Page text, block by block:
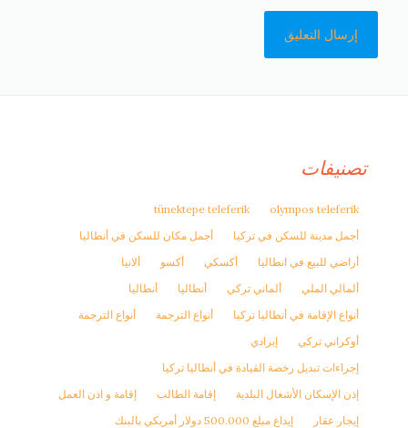
تصنيفات
olympos teleferik
tünektepe teleferik
أجمل مدينة للسكن في تركيا
أجمل مكان للسكن في أنطاليا
أراضي للبيع في انطاليا
أكسكي أكسو
ألانيا
ألمالي الملي
ألماني تركي أنطاليا
أنطاليا
أنواع الإقامة في أنطاليا تركيا
أنواع الترجمة
أنواع الترجمة
أوكراني تركي
إبرادي
إجراءات تبديل رخصة القيادة في أنطاليا تركيا
إذن الإسكان الأشغال البلدية
إقامة الطالب
إقامة و اذن العمل
إيجار عقار
إيداع مبلغ 500.000 دولار أمريكي بالبنك